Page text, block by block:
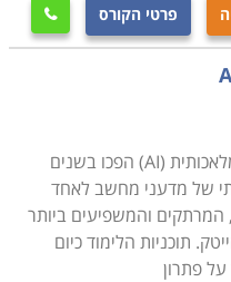
פרטי הקורס 
לימודי אינטליגנציה מלאכותית (AI) הפכו בשנים
של מדעני מחשב לאחד
והמשפיעים ביותר
תוכניות הלימוד כיום
פתרון